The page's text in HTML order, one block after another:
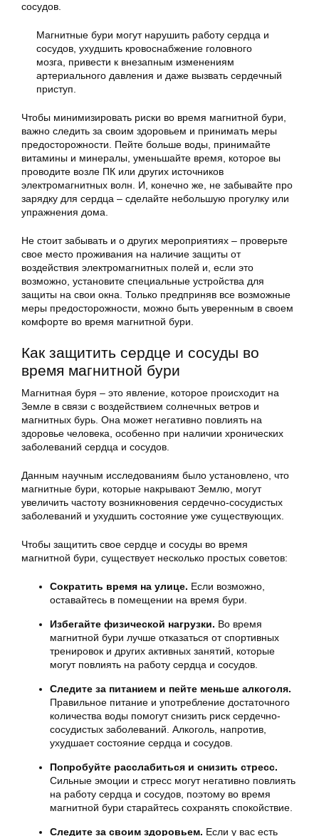
сосудов.
Магнитные бури могут нарушить работу сердца и
сосудов, ухудшить кровоснабжение головного
мозга, привести к внезапным изменениям
артериального давления и даже вызвать сердечный
приступ.
Чтобы минимизировать риски во время магнитной бури,
важно следить за своим здоровьем и принимать меры
предосторожности. Пейте больше воды, принимайте
витамины и минералы, уменьшайте время, которое вы
проводите возле ПК или других источников
электромагнитных волн. И, конечно же, не забывайте про
зарядку для сердца – сделайте небольшую прогулку или
упражнения дома.
Не стоит забывать и о других мероприятиях – проверьте
свое место проживания на наличие защиты от
воздействия электромагнитных полей и, если это
возможно, установите специальные устройства для
защиты на свои окна. Только предприняв все возможные
меры предосторожности, можно быть уверенным в своем
комфорте во время магнитной бури.
Как защитить сердце и сосуды во
время магнитной бури
Магнитная буря – это явление, которое происходит на
Земле в связи с воздействием солнечных ветров и
магнитных бурь. Она может негативно повлиять на
здоровье человека, особенно при наличии хронических
заболеваний сердца и сосудов.
Данным научным исследованиям было установлено, что
магнитные бури, которые накрывают Землю, могут
увеличить частоту возникновения сердечно-сосудистых
заболеваний и ухудшить состояние уже существующих.
Чтобы защитить свое сердце и сосуды во время
магнитной бури, существует несколько простых советов:
Сократить время на улице. Если возможно,
оставайтесь в помещении на время бури.
Избегайте физической нагрузки. Во время
магнитной бури лучше отказаться от спортивных
тренировок и других активных занятий, которые
могут повлиять на работу сердца и сосудов.
Следите за питанием и пейте меньше алкоголя.
Правильное питание и употребление достаточного
количества воды помогут снизить риск сердечно-
сосудистых заболеваний. Алкоголь, напротив,
ухудшает состояние сердца и сосудов.
Попробуйте расслабиться и снизить стресс.
Сильные эмоции и стресс могут негативно повлиять
на работу сердца и сосудов, поэтому во время
магнитной бури старайтесь сохранять спокойствие.
Следите за своим здоровьем. Если у вас есть